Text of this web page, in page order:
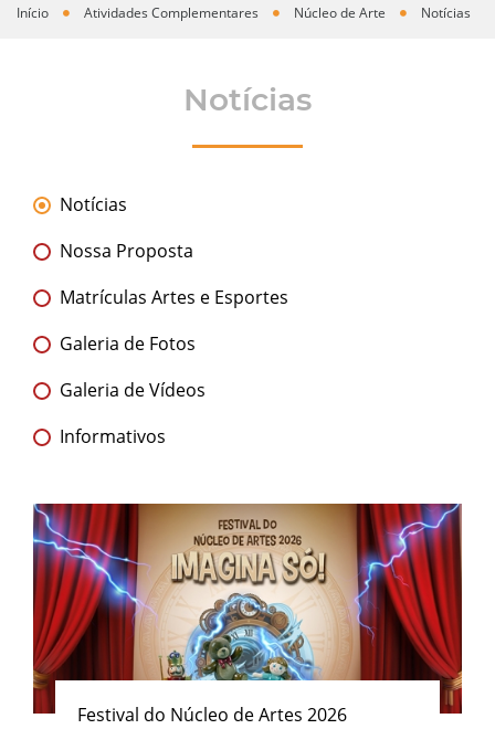
Você está aqui
Início Atividades Complementares Núcleo de Arte Notícias
Notícias
Notícias
Nossa Proposta
Matrículas Artes e Esportes
Galeria de Fotos
Galeria de Vídeos
Informativos
Festival do Núcleo de Artes 2026